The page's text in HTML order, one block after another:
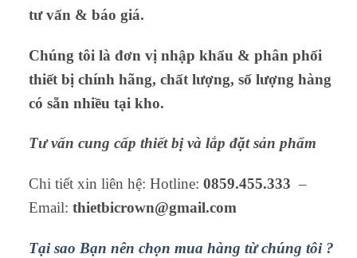
tư vấn & báo giá.
Chúng tôi là đơn vị nhập khẩu & phân phối
thiết bị chính hãng, chất lượng, số lượng hàng
có sẵn nhiều tại kho.
Tư vấn cung cấp thiết bị và lắp đặt sản phẩm
Chi tiết xin liên hệ: Hotline: 0859.455.333 –
Email: thietbicrown@gmail.com
Tại sao Bạn nên chọn mua hàng từ chúng tôi ?